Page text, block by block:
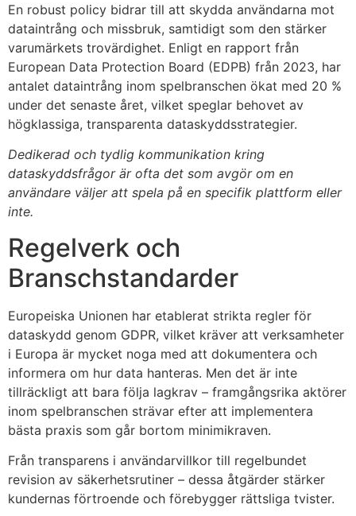
En robust policy bidrar till att skydda användarna mot
dataintrång och missbruk, samtidigt som den stärker
varumärkets trovärdighet. Enligt en rapport från
European Data Protection Board (EDPB) från 2023, har
antalet dataintrång inom spelbranschen ökat med 20 %
under det senaste året, vilket speglar behovet av
högklassiga, transparenta dataskyddsstrategier.
Dedikerad och tydlig kommunikation kring
dataskyddsfrågor är ofta det som avgör om en
användare väljer att spela på en specifik plattform eller
inte.
Regelverk och
Branschstandarder
Europeiska Unionen har etablerat strikta regler för
dataskydd genom GDPR, vilket kräver att verksamheter
i Europa är mycket noga med att dokumentera och
informera om hur data hanteras. Men det är inte
tillräckligt att bara följa lagkrav – framgångsrika aktörer
inom spelbranschen strävar efter att implementera
bästa praxis som går bortom minimikraven.
Från transparens i användarvillkor till regelbundet
revision av säkerhetsrutiner – dessa åtgärder stärker
kundernas förtroende och förebygger rättsliga tvister.